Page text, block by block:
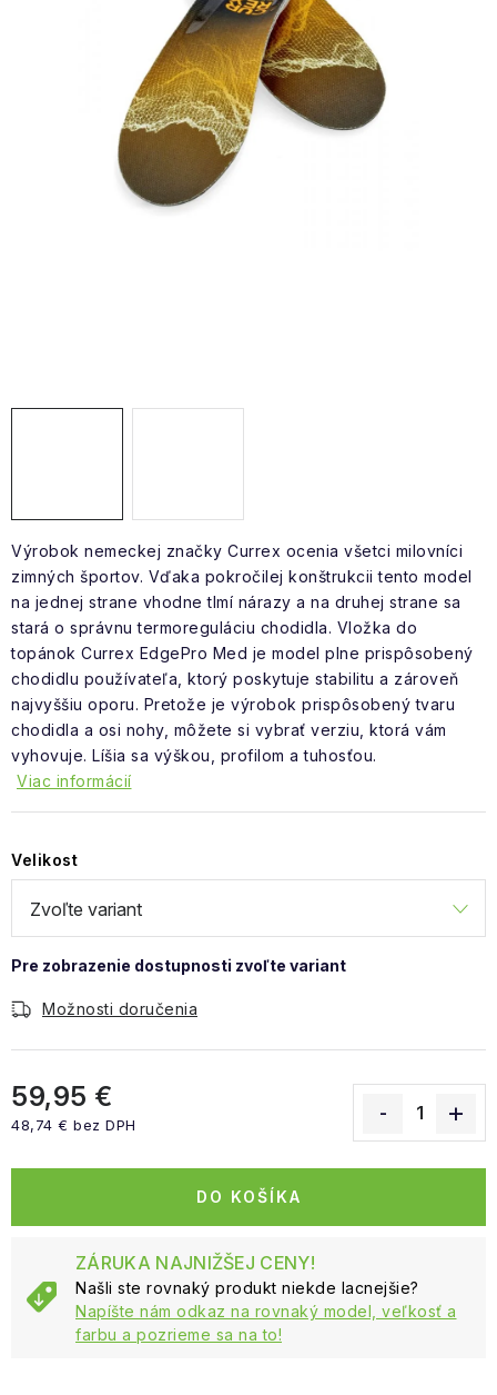
Vrátenie a výmena Doprava a platba
Moja objednávka
Výrobok nemeckej značky Currex ocenia všetci milovníci
zimných športov. Vďaka pokročilej konštrukcii tento model
na jednej strane vhodne tlmí nárazy a na druhej strane sa
stará o správnu termoreguláciu chodidla. Vložka do
topánok Currex EdgePro Med je model plne prispôsobený
chodidlu používateľa, ktorý poskytuje stabilitu a zároveň
najvyššiu oporu. Pretože je výrobok prispôsobený tvaru
chodidla a osi nohy, môžete si vybrať verziu, ktorá vám
vyhovuje. Líšia sa výškou, profilom a tuhosťou.
Viac informácií
Velikost
Možnosti doručenia
59,95 €
48,74 € bez DPH
DO KOŠÍKA
ZÁRUKA NAJNIŽŠEJ CENY!
Našli ste rovnaký produkt niekde lacnejšie?
Napíšte nám odkaz na rovnaký model, veľkosť a
farbu a pozrieme sa na to!